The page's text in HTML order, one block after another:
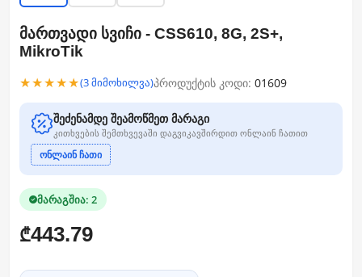
მართვადი სვიჩი - CSS610, 8G, 2S+,
MikroTik
★★★★★(3 მიმოხილვა)პროდუქტის კოდი: 01609
შეძენამდე შეამოწმეთ მარაგი
კითხვების შემთხვევაში დაგვიკავშირდით ონლაინ ჩათით
ონლაინ ჩათი
მარაგშია: 2
₾443.79